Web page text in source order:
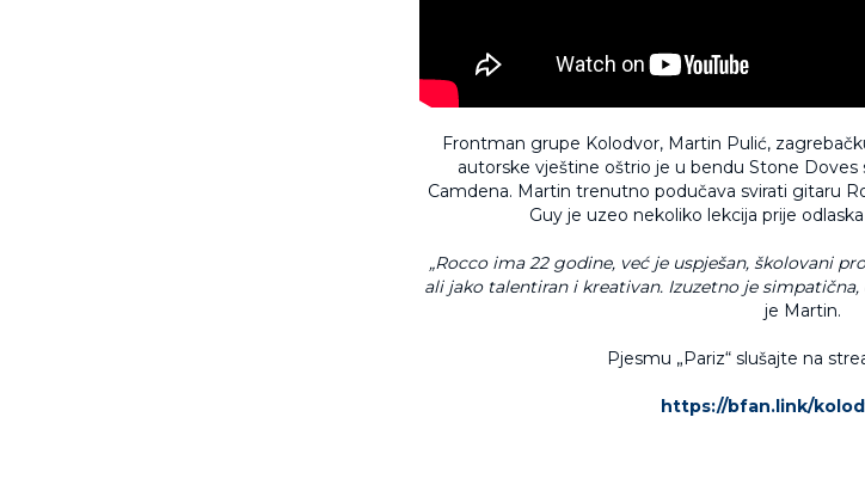
Frontman grupe Kolodvor, Martin Pulić,
autorske vještine oštrio je u bendu Stone
Camdena. Martin trenutno podučava svirati gitaru
Guy je uzeo nekoliko lekcija prije
„Rocco ima 22 godine, već je uspješan, školovani
ali jako talentiran i kreativan. Izuzetno je
je Martin.
Pjesmu „Pariz“ slušajte na
https://bfan.link/